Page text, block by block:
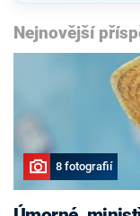
Nejnovější
8 fotografií